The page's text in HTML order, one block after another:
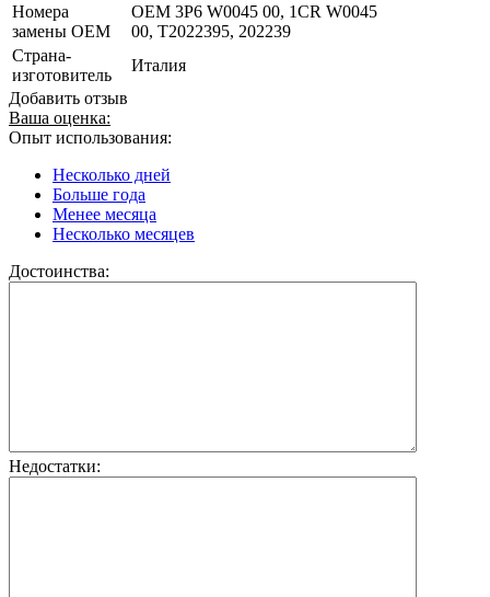
Номера
замены OEM
OEM 3P6 W0045 00, 1CR W0045
00, T2022395, 202239
Страна-
изготовитель
Италия
Добавить отзыв
Ваша оценка:
Опыт использования:
Несколько дней
Больше года
Менее месяца
Несколько месяцев
Достоинства:
Недостатки: